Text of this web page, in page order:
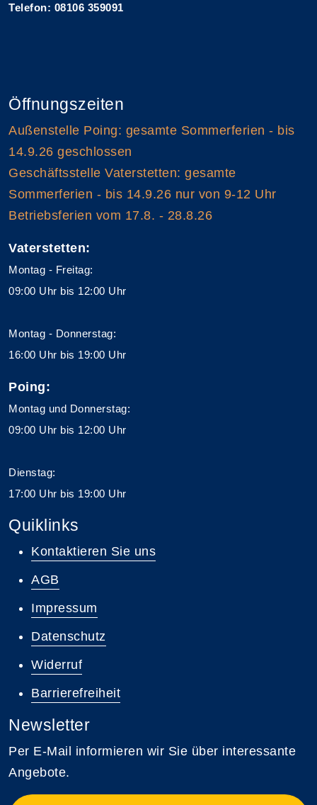
Telefon: 08106 359091
Öffnungszeiten
Außenstelle Poing: gesamte Sommerferien - bis
14.9.26 geschlossen
Geschäftsstelle Vaterstetten: gesamte
Sommerferien - bis 14.9.26 nur von 9-12 Uhr
Betriebsferien vom 17.8. - 28.8.26
Vaterstetten:
Montag - Freitag:
09:00 Uhr bis 12:00 Uhr
Montag - Donnerstag:
16:00 Uhr bis 19:00 Uhr
Poing:
Montag und Donnerstag:
09:00 Uhr bis 12:00 Uhr
Dienstag:
17:00 Uhr bis 19:00 Uhr
Quiklinks
Kontaktieren Sie uns
AGB
Impressum
Datenschutz
Widerruf
Barrierefreiheit
Newsletter
Per E-Mail informieren wir Sie über interessante
Angebote.